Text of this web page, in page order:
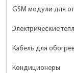
GSM модули для
Электрические
Кабель для
Кондиционеры